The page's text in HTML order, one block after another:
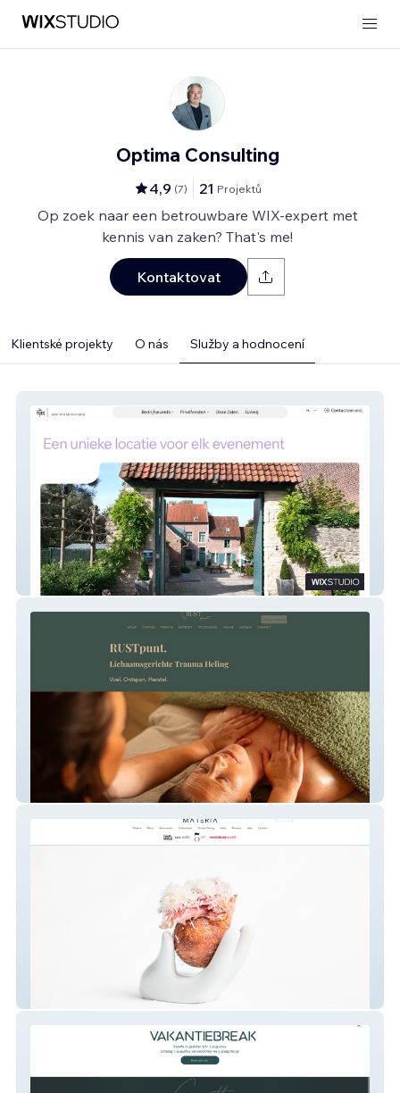
Optima Consulting
4,9 (7) 21 Projektů
Op zoek naar een betrouwbare WIX-expert met
kennis van zaken? That's me!
Kontaktovat
Klientské projekty O nás Služby a hodnocení
Hof ter Musschen
RustpuntWatou